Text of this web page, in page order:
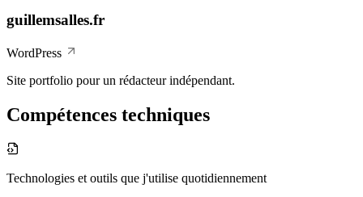
guillemsalles.fr
WordPress
Site portfolio pour un rédacteur indépendant.
Compétences techniques
Technologies et outils que j'utilise quotidiennement